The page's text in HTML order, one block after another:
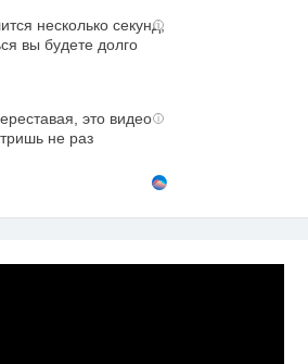
i
несколько секунд,
вы будете долго
i
это видео
не раз